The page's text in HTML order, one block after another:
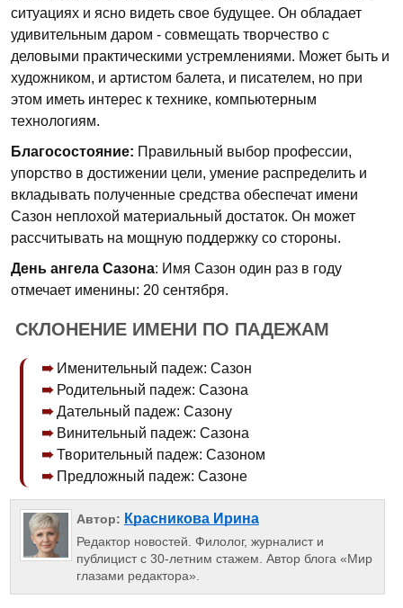
ситуациях и ясно видеть свое будущее. Он обладает
удивительным даром - совмещать творчество с
деловыми практическими устремлениями. Может быть и
художником, и артистом балета, и писателем, но при
этом иметь интерес к технике, компьютерным
технологиям.
Благосостояние: Правильный выбор профессии,
упорство в достижении цели, умение распределить и
вкладывать полученные средства обеспечат имени
Сазон неплохой материальный достаток. Он может
рассчитывать на мощную поддержку со стороны.
День ангела Сазона: Имя Сазон один раз в году
отмечает именины: 20 сентября.
СКЛОНЕНИЕ ИМЕНИ ПО ПАДЕЖАМ
Именительный падеж: Сазон
Родительный падеж: Сазона
Дательный падеж: Сазону
Винительный падеж: Сазона
Творительный падеж: Сазоном
Предложный падеж: Сазоне
Автор: Красникова Ирина
Редактор новостей. Филолог, журналист и
публицист с 30-летним стажем. Автор блога «Мир
глазами редактора».